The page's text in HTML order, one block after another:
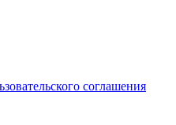
соглашения